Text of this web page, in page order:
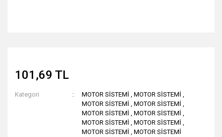
101,69 TL
Kategori MOTOR SİSTEMİ ,MOTOR SİSTEMİ ,
MOTOR SİSTEMİ ,MOTOR SİSTEMİ ,
MOTOR SİSTEMİ ,MOTOR SİSTEMİ ,
MOTOR SİSTEMİ ,MOTOR SİSTEMİ ,
MOTOR SİSTEMİ ,MOTOR SİSTEMİ